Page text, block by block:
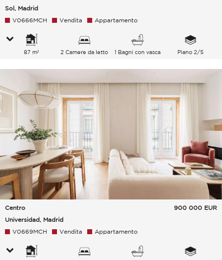
Sol, Madrid
V0666MCH Vendita Appartamento
87 m² 2 Camere da letto 1 Bagni con vasca Piano 2/5
Centro
Universidad, Madrid
900 000 EUR
V0669MCH Vendita Appartamento